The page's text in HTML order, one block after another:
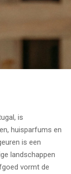
is
huisparfums en
is een
landschappen
vormt de